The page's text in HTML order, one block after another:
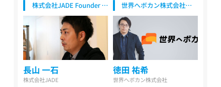
株式会社JADE Founder /
CSO
長山 一石
株式会社JADE
世界へボカン株式会社
代表取締役社長
徳田 祐希
世界へボカン株式会社